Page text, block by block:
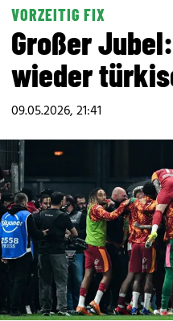
VORZEITIG FIX
Großer
wieder
09.05.2026, 21:41